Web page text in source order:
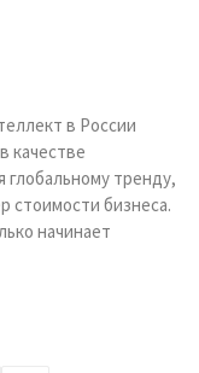
в России
качестве
глобальному тренду,
стоимости бизнеса.
начинает